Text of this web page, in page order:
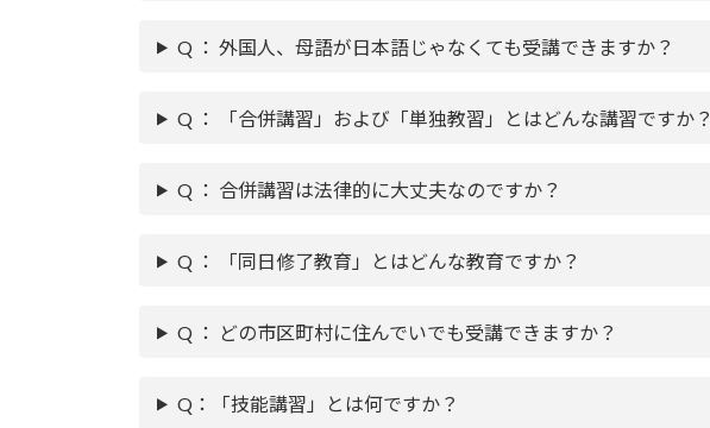
Q ： 外国人、母語が日本語じゃなくても受講できますか？
Q ： 「合併講習」および「単独教習」とはどんな講習ですか？
Q ： 合併講習は法律的に大丈夫なのですか？
Q ： 「同日修了教育」とはどんな教育ですか？
Q ： どの市区町村に住んでいでも受講できますか？
Q：「技能講習」とは何ですか？